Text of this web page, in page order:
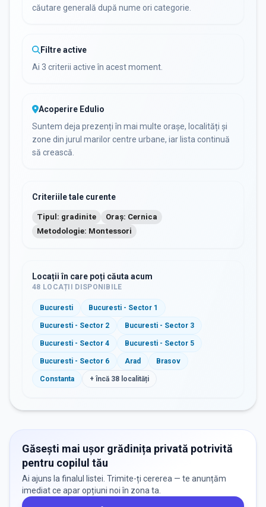
căutare generală după nume ori categorie.
Filtre active
Ai 3 criterii active în acest moment.
Acoperire Edulio
Suntem deja prezenți în mai multe orașe, localități și
zone din jurul marilor centre urbane, iar lista continuă
să crească.
Criteriile tale curente
Tipul: gradinite
Oraș: Cernica
Metodologie: Montessori
Locații în care poți căuta acum
48 LOCAȚII DISPONIBILE
Bucuresti Bucuresti - Sector 1
Bucuresti - Sector 2 Bucuresti - Sector 3
Bucuresti - Sector 4 Bucuresti - Sector 5
Bucuresti - Sector 6 Arad Brasov
Constanta + încă 38 localități
Găsești mai ușor grădinița privată potrivită
pentru copilul tău
Ai ajuns la finalul listei. Trimite-ți cererea — te anunțăm
imediat ce apar opțiuni noi în zona ta.